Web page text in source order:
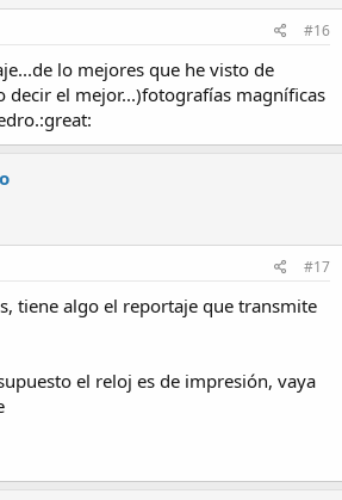
#16
lo mejores que he visto de
decir el mejor...)fotografías magníficas
#17
tiene algo el reportaje que transmite
el reloj es de impresión, vaya